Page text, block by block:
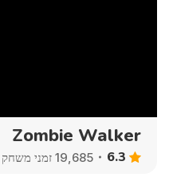
Zombie Walker
6.3 19,685 זמני משחק